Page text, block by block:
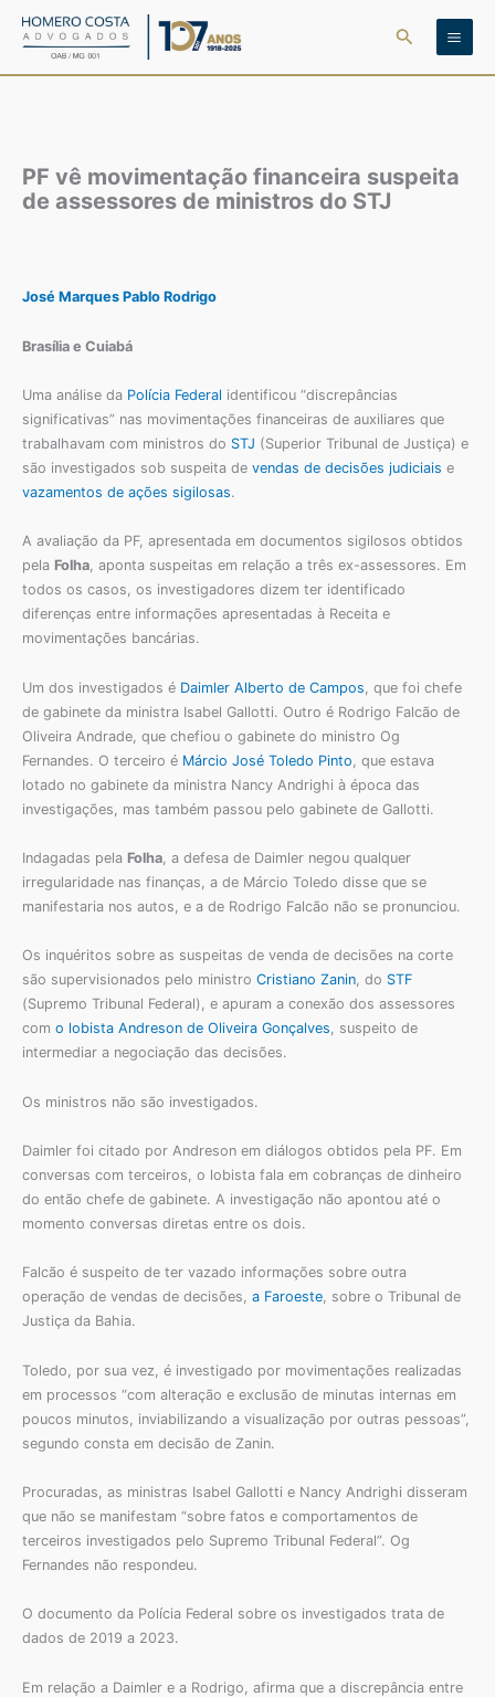
para
Pesquisar
PF vê movimentação financeira suspeita
de assessores de ministros do STJ
José Marques Pablo Rodrigo
Brasília e Cuiabá
Uma análise da Polícia Federal identificou “discrepâncias
significativas” nas movimentações financeiras de auxiliares que
trabalhavam com ministros do STJ (Superior Tribunal de Justiça) e
são investigados sob suspeita de vendas de decisões judiciais e
vazamentos de ações sigilosas.
A avaliação da PF, apresentada em documentos sigilosos obtidos
pela Folha, aponta suspeitas em relação a três ex-assessores. Em
todos os casos, os investigadores dizem ter identificado
diferenças entre informações apresentadas à Receita e
movimentações bancárias.
Um dos investigados é Daimler Alberto de Campos , que foi chefe
de gabinete da ministra Isabel Gallotti. Outro é Rodrigo Falcão de
Oliveira Andrade, que chefiou o gabinete do ministro Og
Fernandes. O terceiro é Márcio José Toledo Pinto , que estava
lotado no gabinete da ministra Nancy Andrighi à época das
investigações, mas também passou pelo gabinete de Gallotti.
Indagadas pela Folha , a defesa de Daimler negou qualquer
irregularidade nas finanças, a de Márcio Toledo disse que se
manifestaria nos autos, e a de Rodrigo Falcão não se pronunciou.
Os inquéritos sobre as suspeitas de venda de decisões na corte
são supervisionados pelo ministro Cristiano Zanin, do STF
(Supremo Tribunal Federal), e apuram a conexão dos assessores
com o lobista Andreson de Oliveira Gonçalves, suspeito de
intermediar a negociação das decisões.
Os ministros não são investigados.
Daimler foi citado por Andreson em diálogos obtidos pela PF. Em
conversas com terceiros, o lobista fala em cobranças de dinheiro
do então chefe de gabinete. A investigação não apontou até o
momento conversas diretas entre os dois.
Falcão é suspeito de ter vazado informações sobre outra
operação de vendas de decisões, a Faroeste, sobre o Tribunal de
Justiça da Bahia.
Toledo, por sua vez, é investigado por movimentações realizadas
em processos “com alteração e exclusão de minutas internas em
poucos minutos, inviabilizando a visualização por outras pessoas”,
segundo consta em decisão de Zanin.
Procuradas, as ministras Isabel Gallotti e Nancy Andrighi disseram
que não se manifestam “sobre fatos e comportamentos de
terceiros investigados pelo Supremo Tribunal Federal”. Og
Fernandes não respondeu.
O documento da Polícia Federal sobre os investigados trata de
dados de 2019 a 2023.
Em relação a Daimler e a Rodrigo, afirma que a discrepância entre